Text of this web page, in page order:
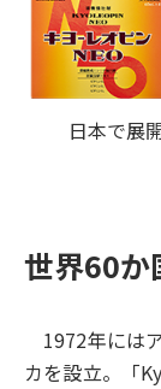
日本で展
世界60か
1972年には
カを設立。「